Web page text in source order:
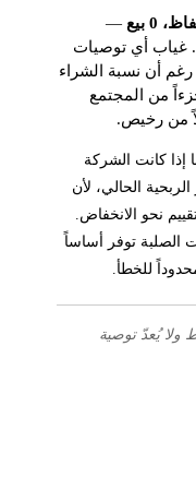
—
غياب أي توصيات
أن نسبة الشراء
أن جزءاً من المجتمع
من رخيص.
كانت الشركة
الحالي، لأن
نحو الانخفاض.
الصلبة توفر أساساً
للخطأ.
ولا يُعدّ توصية